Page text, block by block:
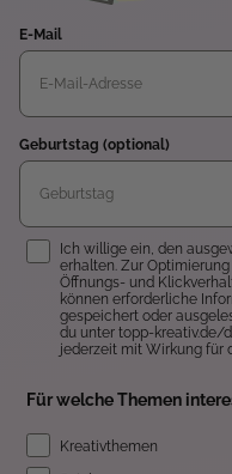
E-Mail
Geburtstag (optional)
Einwilligung
Ich willige ein, den
erhalten. Zur
Öffnungs- und
können erforderliche
gespeichert oder
du unter topp-kreativ.de/
jederzeit mit Wirkung für
Für welche Themen
Kreativthemen